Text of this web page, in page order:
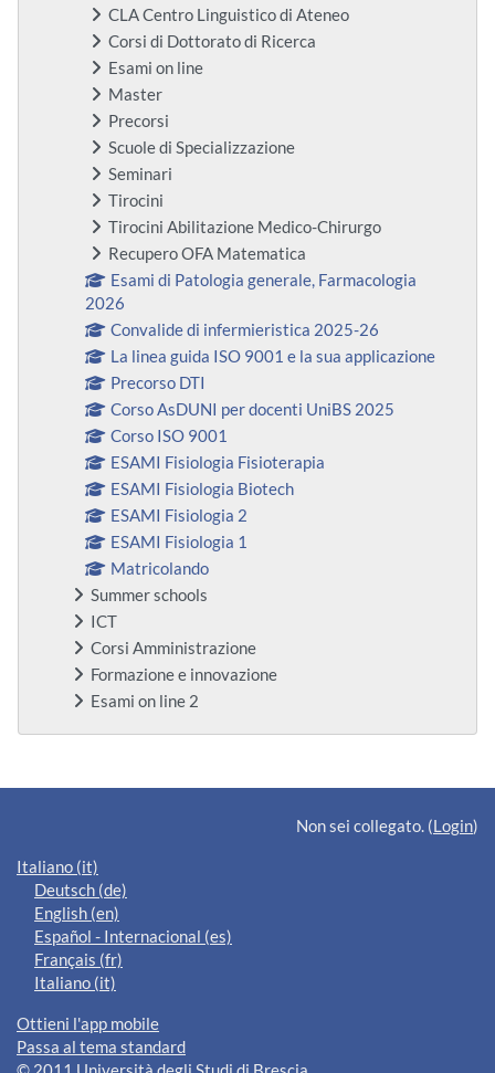
CLA Centro Linguistico di Ateneo
Corsi di Dottorato di Ricerca
Esami on line
Master
Precorsi
Scuole di Specializzazione
Seminari
Tirocini
Tirocini Abilitazione Medico-Chirurgo
Recupero OFA Matematica
Esami di Patologia generale, Farmacologia
2026
Convalide di infermieristica 2025-26
La linea guida ISO 9001 e la sua applicazione
Precorso DTI
Corso AsDUNI per docenti UniBS 2025
Corso ISO 9001
ESAMI Fisiologia Fisioterapia
ESAMI Fisiologia Biotech
ESAMI Fisiologia 2
ESAMI Fisiologia 1
Matricolando
Summer schools
ICT
Corsi Amministrazione
Formazione e innovazione
Esami on line 2
Blocchi supplementari
Non sei collegato. (Login)
Italiano ‎(it)‎
Deutsch ‎(de)‎
English ‎(en)‎
Español - Internacional ‎(es)‎
Français ‎(fr)‎
Italiano ‎(it)‎
Ottieni l'app mobile
Passa al tema standard